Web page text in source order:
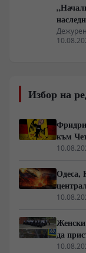
Избор на
към
Одеса,
Женски
да
от